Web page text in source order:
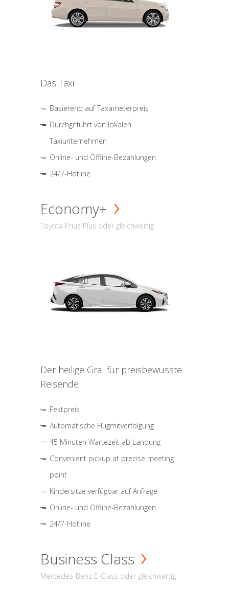
Das Taxi
Basierend auf Taxameterpreis
Durchgeführt von lokalen
Taxiunternehmen
Online- und Offline-Bezahlungen
24/7-Hotline
Economy+
Toyota Prius Plus oder gleichwertig
Der heilige Gral für preisbewusste
Reisende
Festpreis
Automatische Flugmitverfolgung
45 Minuten Wartezeit ab Landung
Convenient pickup at precise meeting
point
Kindersitze verfügbar auf Anfrage
Online- und Offline-Bezahlungen
24/7-Hotline
Business Class
Mercedes-Benz E-Class oder gleichwärtig